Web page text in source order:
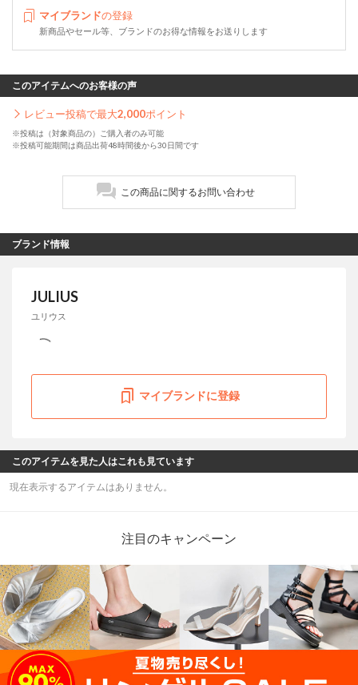
マイブランドの登録
新商品やセール等、ブランドのお得な情報をお送りします
このアイテムへのお客様の声
レビュー投稿で最大2,000ポイント
※投稿は（対象商品の）ご購入者のみ可能
※投稿可能期間は商品出荷48時間後から30日間です
この商品に関するお問い合わせ
ブランド情報
JULIUS
ユリウス
マイブランドに登録
このアイテムを見た人はこれも見ています
現在表示するアイテムはありません。
注目のキャンペーン